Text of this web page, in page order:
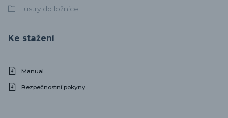
Lustry do ložnice
Ke stažení
Manual
Bezpečnostní pokyny